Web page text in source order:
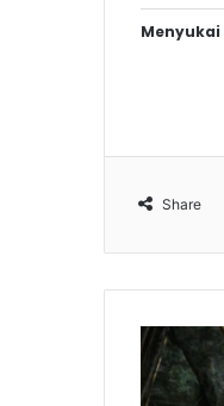
Menyukai
Share